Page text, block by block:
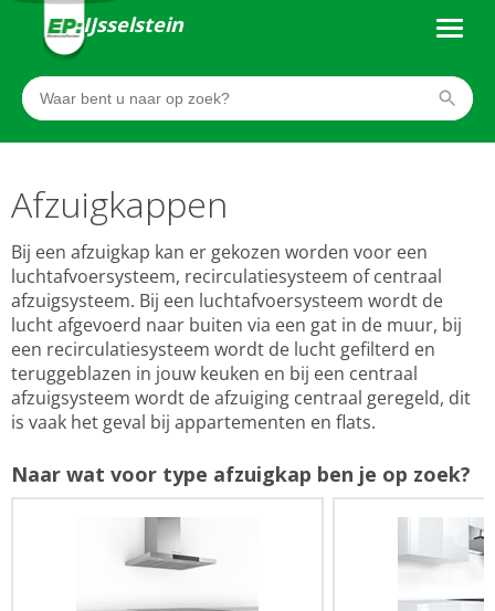
IJsselstein
Afzuigkappen
Bij een afzuigkap kan er gekozen worden voor een
luchtafvoersysteem, recirculatiesysteem of centraal
afzuigsysteem. Bij een luchtafvoersysteem wordt de
lucht afgevoerd naar buiten via een gat in de muur, bij
een recirculatiesysteem wordt de lucht gefilterd en
teruggeblazen in jouw keuken en bij een centraal
afzuigsysteem wordt de afzuiging centraal geregeld, dit
is vaak het geval bij appartementen en flats.
Naar wat voor type afzuigkap ben je op zoek?